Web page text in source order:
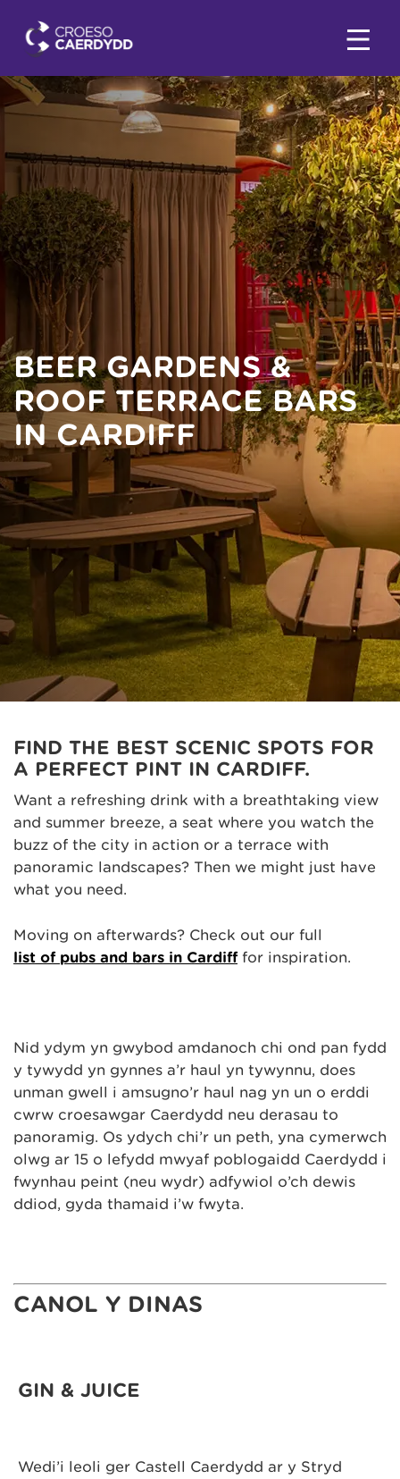
BEER GARDENS &
ROOF TERRACE BARS
IN CARDIFF
FIND THE BEST SCENIC SPOTS FOR
A PERFECT PINT IN CARDIFF.
Want a refreshing drink with a breathtaking view
and summer breeze, a seat where you watch the
buzz of the city in action or a terrace with
panoramic landscapes? Then we might just have
what you need.
Moving on afterwards? Check out our full
list of pubs and bars in Cardifffor inspiration.
Nid ydym yn gwybod amdanoch chi ond pan fydd
y tywydd yn gynnes a’r haul yn tywynnu, does
unman gwell i amsugno’r haul nag yn un o erddi
cwrw croesawgar Caerdydd neu derasau to
panoramig. Os ydych chi’r un peth, yna cymerwch
olwg ar 15 o lefydd mwyaf poblogaidd Caerdydd i
fwynhau peint (neu wydr) adfywiol o’ch dewis
ddiod, gyda thamaid i’w fwyta.
CANOL Y DINAS
GIN & JUICE
Wedi’i leoli ger Castell Caerdydd ar y Stryd